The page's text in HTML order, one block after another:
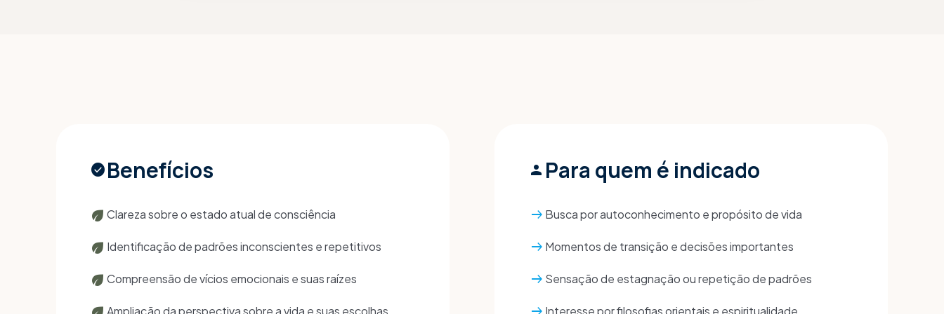
check_circleBenefícios
eco Clareza sobre o estado atual de consciência
eco Identificação de padrões inconscientes e repetitivos
eco Compreensão de vícios emocionais e suas raízes
Ampliação da perspectiva sobre a vida e suas escolhas
person Para quem é indicado
arrow_right_alt Busca por autoconhecimento e propósito de vida
arrow_right_alt Momentos de transição e decisões importantes
arrow_right_alt Sensação de estagnação ou repetição de padrões
Interesse por filosofias orientais e espiritualidade